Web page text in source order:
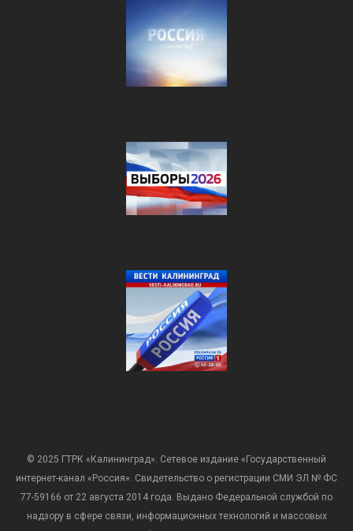
© 2025 ГТРК «Калининград». Сетевое издание «Государственный
интернет-канал «Россия». Свидетельство о регистрации СМИ ЭЛ № ФС
77-59166 от 22 августа 2014 года. Выдано Федеральной службой по
надзору в сфере связи, информационных технологий и массовых